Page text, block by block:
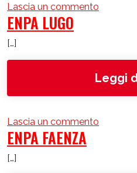
Lascia un commento
ENPA LUGO
[…]
Leggi
Lascia un commento
ENPA FAENZA
[…]